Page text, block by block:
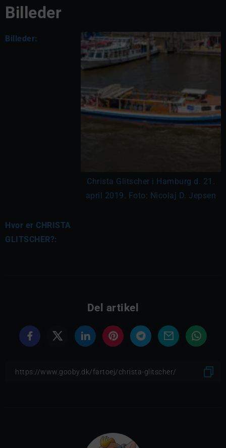
Billeder
Billeder:
Christa Glitscher i Hamburg d. 21.
april 2019. Foto: Nicolaj D. Jepsen
Hvor er CHRISTA
GLITSCHER?:
Del artikel